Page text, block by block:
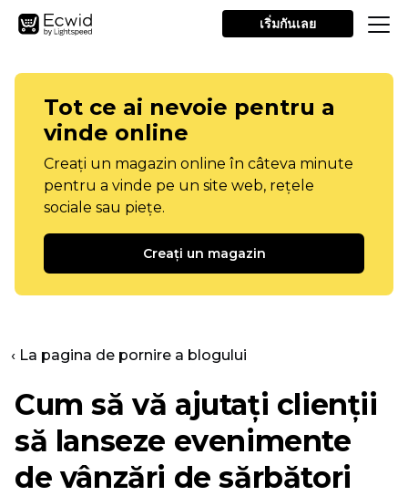
เริ่มกันเลย
Tot ce ai nevoie pentru a
vinde online
Creați un magazin online în câteva minute
pentru a vinde pe un site web, rețele
sociale sau piețe.
Creați un magazin
‹ La pagina de pornire a blogului
Cum să vă ajutați clienții
să lanseze evenimente
de vânzări de sărbători